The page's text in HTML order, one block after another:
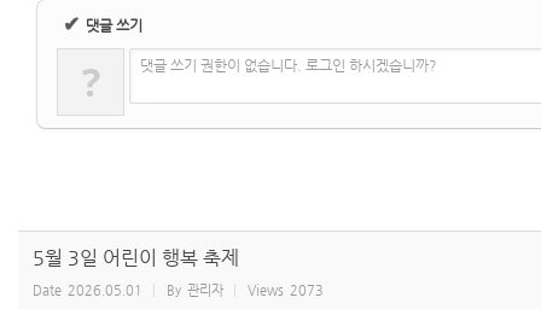
✔ 댓글 쓰기
? 댓글 쓰기 권한이 없습니다. 로그인 하시겠습니까?
5월 3일 어린이 행복 축제
Date 2026.05.01 By 관리자 Views 2073